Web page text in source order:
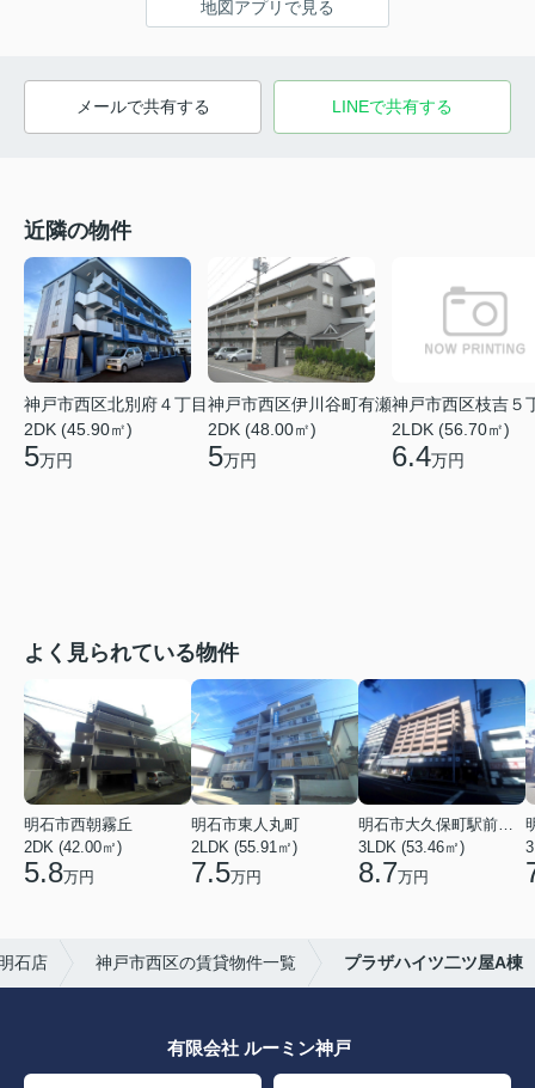
地図アプリで見る
メールで共有する LINEで共有する
近隣の物件
神戸市西区北別府４丁目
2DK (45.90㎡)
5万円
神戸市西区伊川谷町有瀬
2DK (48.00㎡)
5万円
神戸市西区枝吉５
2LDK (56.70㎡)
6.4万円
よく見られている物件
明石市西朝霧丘
2DK (42.00㎡)
5.8万円
明石市東人丸町
2LDK (55.91㎡)
7.5万円
3LDK (53.46㎡)
8.7万円
石店 神戸市西区の賃貸物件一覧 プラザハイツ二ツ屋A棟
有限会社 ルーミン神戸